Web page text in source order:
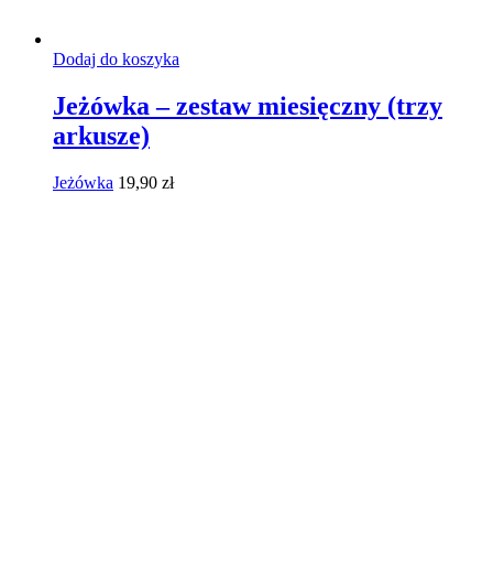
Dodaj do koszyka
Jeżówka – zestaw miesięczny (trzy
arkusze)
Jeżówka 19,90 zł